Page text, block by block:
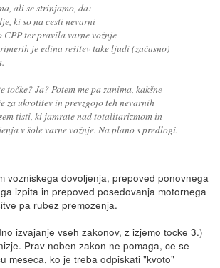
ali se strinjamo, da:
ki so na cesti nevarni
ter pravila varne vožnje
je edina rešitev take ljudi (začasno)
točke? Ja? Potem me pa zanima, kakšne
za ukrotitev in prevzgojo teh nevarnih
tisti, ki jamrate nad totalitarizmom in
v šole varne vožnje. Na plano s predlogi.
vozniskega dovoljenja, prepoved ponovnega
izpita in prepoved posedovanja motornega
pa rubez premozenja.
izvajanje vseh zakonov, z izjemo tocke 3.)
Prav noben zakon ne pomaga, ce se
meseca, ko je treba odpiskati "kvoto"